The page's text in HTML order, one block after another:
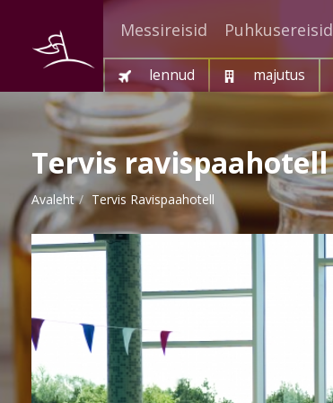
Messireisid Puhkusereisid
lennud majutus
Tervis ravispaahotell
Avaleht Tervis Ravispaahotell